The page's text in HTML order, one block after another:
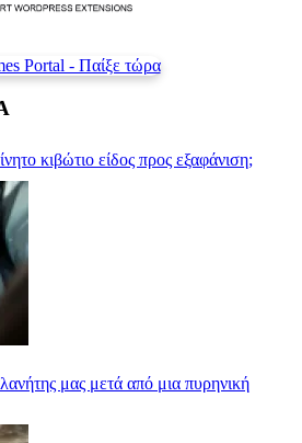
κιβώτιο είδος προς εξαφάνιση;
μας μετά από μια πυρηνική